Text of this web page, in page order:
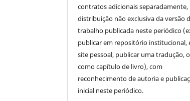
contratos adicionais separadamente,
distribuição não exclusiva da versão
trabalho publicada neste periódico
publicar em repositório institucional,
site pessoal, publicar uma tradução,
como capítulo de livro), com
reconhecimento de autoria e
inicial neste periódico.